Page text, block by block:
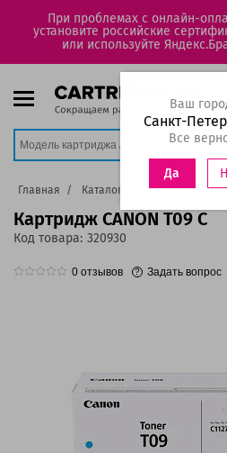
При проблемах с онлайн-
установите российские
или используйте
Ваш
Санкт-
Все
Да
Главная Каталог Картриджи
Картридж CANON T09 C
Код товара: 320930
0 отзывов Задать вопрос